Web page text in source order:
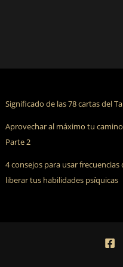
Significado de las 78 cartas del
Aprovechar al máximo tu
Parte 2
4 consejos para usar
liberar tus habilidades psíquicas